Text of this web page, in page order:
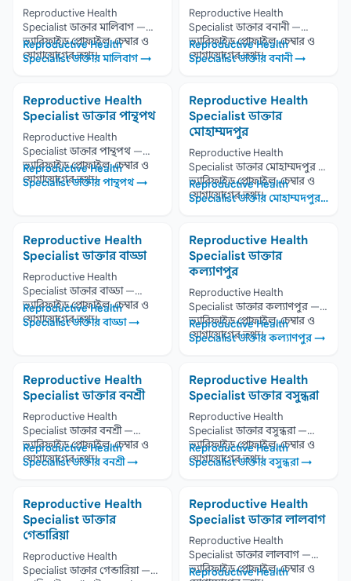
Reproductive Health
Specialist ডাক্তার মালিবাগ —
ভ্যারিফাইড প্রোফাইল, চেম্বার ও
যোগাযোগের তথ্য।
Reproductive Health
Specialist ডাক্তার মালিবাগ →
Reproductive Health
Specialist ডাক্তার বনানী —
ভ্যারিফাইড প্রোফাইল, চেম্বার ও
যোগাযোগের তথ্য।
Reproductive Health
Specialist ডাক্তার বনানী →
Reproductive Health
Specialist ডাক্তার পান্থপথ
Reproductive Health
Specialist ডাক্তার পান্থপথ —
ভ্যারিফাইড প্রোফাইল, চেম্বার ও
যোগাযোগের তথ্য।
Reproductive Health
Specialist ডাক্তার পান্থপথ →
Reproductive Health
Specialist ডাক্তার
মোহাম্মদপুর
Reproductive Health
Specialist ডাক্তার মোহাম্মদপুর —
ভ্যারিফাইড প্রোফাইল, চেম্বার ও
যোগাযোগের তথ্য।
Reproductive Health
Specialist ডাক্তার মোহাম্মদপুর
Reproductive Health
Specialist ডাক্তার বাড্ডা
Reproductive Health
Specialist ডাক্তার বাড্ডা —
ভ্যারিফাইড প্রোফাইল, চেম্বার ও
যোগাযোগের তথ্য।
Reproductive Health
Specialist ডাক্তার বাড্ডা →
Reproductive Health
Specialist ডাক্তার
কল্যাণপুর
Reproductive Health
Specialist ডাক্তার কল্যাণপুর —
ভ্যারিফাইড প্রোফাইল, চেম্বার ও
যোগাযোগের তথ্য।
Reproductive Health
Specialist ডাক্তার কল্যাণপুর →
Reproductive Health
Specialist ডাক্তার বনশ্রী
Reproductive Health
Specialist ডাক্তার বনশ্রী —
ভ্যারিফাইড প্রোফাইল, চেম্বার ও
যোগাযোগের তথ্য।
Reproductive Health
Specialist ডাক্তার বনশ্রী →
Reproductive Health
Specialist ডাক্তার বসুন্ধরা
Reproductive Health
Specialist ডাক্তার বসুন্ধরা —
ভ্যারিফাইড প্রোফাইল, চেম্বার ও
যোগাযোগের তথ্য।
Reproductive Health
Specialist ডাক্তার বসুন্ধরা →
Reproductive Health
Specialist ডাক্তার
গেন্ডারিয়া
Reproductive Health
Specialist ডাক্তার গেন্ডারিয়া —
Reproductive Health
Specialist ডাক্তার লালবাগ
Reproductive Health
Specialist ডাক্তার লালবাগ —
ভ্যারিফাইড প্রোফাইল, চেম্বার ও
Reproductive Health